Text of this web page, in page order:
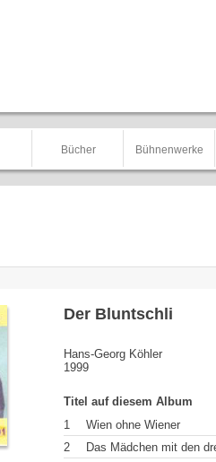
Bücher Bühnenwerke
Der Bluntschli
Hans-Georg Köhler
1999
Titel auf diesem Album
1
Wien ohne Wiener
2
Das Mädchen mit den